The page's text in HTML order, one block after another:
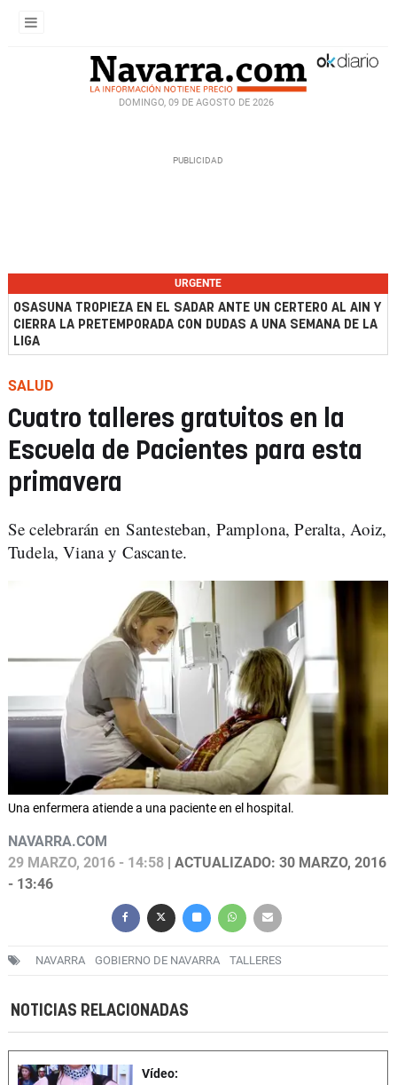
DOMINGO, 09 DE AGOSTO DE 2026
URGENTE
OSASUNA TROPIEZA EN EL SADAR ANTE UN CERTERO AL AIN Y
CIERRA LA PRETEMPORADA CON DUDAS A UNA SEMANA DE LA
LIGA
SALUD
Cuatro talleres gratuitos en la
Escuela de Pacientes para esta
primavera
Se celebrarán en Santesteban, Pamplona, Peralta, Aoiz,
Tudela, Viana y Cascante.
Una enfermera atiende a una paciente en el hospital.
NAVARRA.COM
29 MARZO, 2016 - 14:58 | ACTUALIZADO: 30 MARZO, 2016
- 13:46
NAVARRA GOBIERNO DE NAVARRA TALLERES
NOTICIAS RELACIONADAS
Vídeo: